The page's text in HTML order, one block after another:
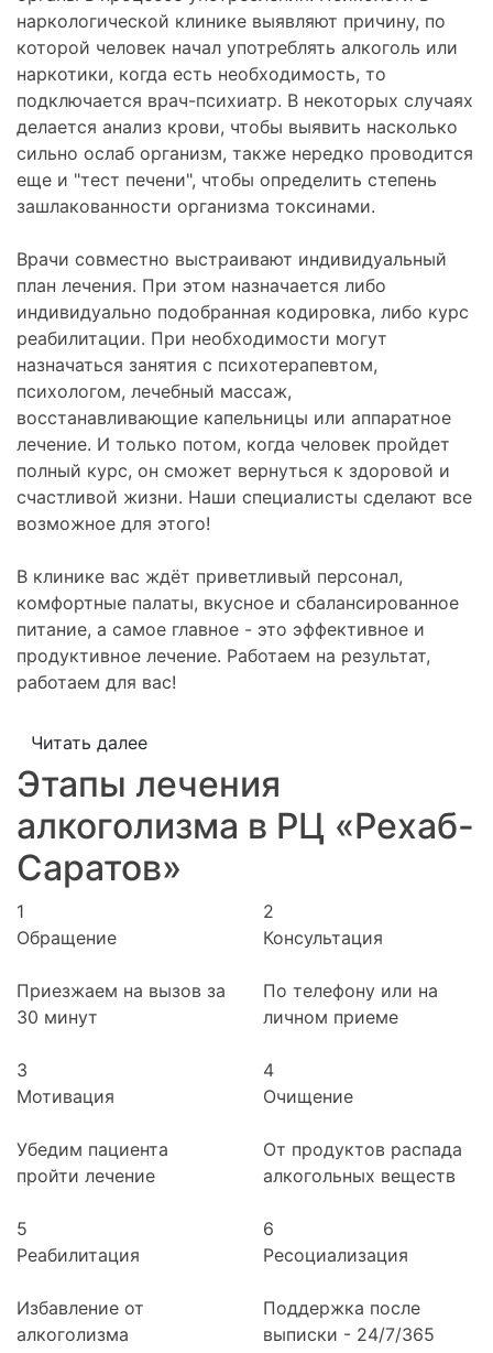
наркологической клинике выявляют причину, по
которой человек начал употреблять алкоголь или
наркотики, когда есть необходимость, то
подключается врач-психиатр. В некоторых случаях
делается анализ крови, чтобы выявить насколько
сильно ослаб организм, также нередко проводится
еще и "тест печени", чтобы определить степень
зашлакованности организма токсинами.
Врачи совместно выстраивают индивидуальный
план лечения. При этом назначается либо
индивидуально подобранная кодировка, либо курс
реабилитации. При необходимости могут
назначаться занятия с психотерапевтом,
психологом, лечебный массаж,
восстанавливающие капельницы или аппаратное
лечение. И только потом, когда человек пройдет
полный курс, он сможет вернуться к здоровой и
счастливой жизни. Наши специалисты сделают все
возможное для этого!
В клинике вас ждёт приветливый персонал,
комфортные палаты, вкусное и сбалансированное
питание, а самое главное - это эффективное и
продуктивное лечение. Работаем на результат,
работаем для вас!
Читать далее
Этапы лечения
алкоголизма в РЦ «Рехаб-
Саратов»
1
Обращение
Приезжаем на вызов за
30 минут
2
Консультация
По телефону или на
личном приеме
3
Мотивация
Убедим пациента
пройти лечение
4
Очищение
От продуктов распада
алкогольных веществ
5
Реабилитация
Избавление от
алкоголизма
6
Ресоциализация
Поддержка после
выписки - 24/7/365